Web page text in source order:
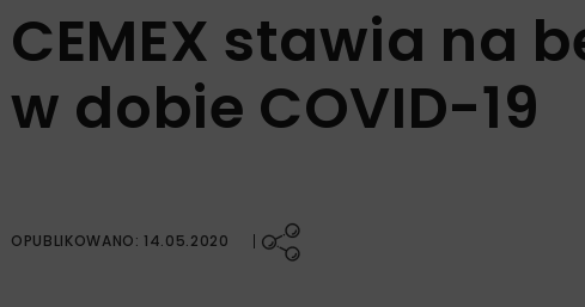
CEMEX stawia na
w dobie COVID-19
OPUBLIKOWANO: 14.05.2020